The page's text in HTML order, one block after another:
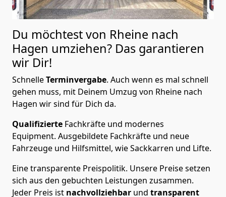
Du möchtest von Rheine nach
Hagen umziehen? Das garantieren
wir Dir!
SchnelleTerminvergabe. Auch wenn es mal schnell
gehen muss, mit Deinem Umzug von Rheine nach
Hagen wir sind für Dich da.
Qualifizierte Fachkräfte und modernes
Equipment. Ausgebildete Fachkräfte und neue
Fahrzeuge und Hilfsmittel, wie Sackkarren und Lifte.
Eine transparente Preispolitik. Unsere Preise setzen
sich aus den gebuchten Leistungen zusammen.
Jeder Preis ist nachvollziehbar und transparent